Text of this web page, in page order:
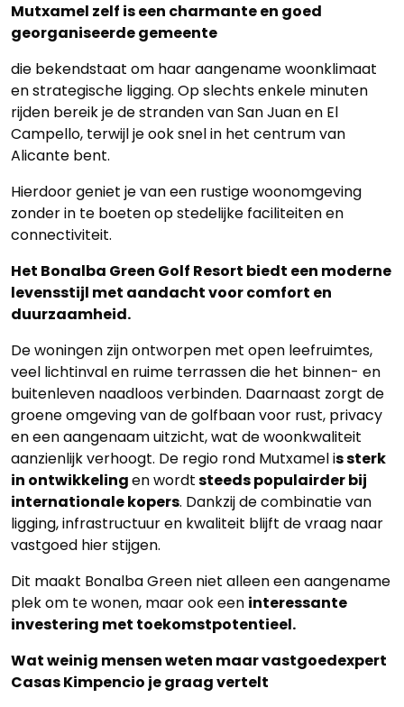
Mutxamel zelf is een charmante en goed
georganiseerde gemeente
die bekendstaat om haar aangename woonklimaat
en strategische ligging. Op slechts enkele minuten
rijden bereik je de stranden van San Juan en El
Campello, terwijl je ook snel in het centrum van
Alicante bent.
Hierdoor geniet je van een rustige woonomgeving
zonder in te boeten op stedelijke faciliteiten en
connectiviteit.
Het Bonalba Green Golf Resort biedt een moderne
levensstijl met aandacht voor comfort en
duurzaamheid.
De woningen zijn ontworpen met open leefruimtes,
veel lichtinval en ruime terrassen die het binnen- en
buitenleven naadloos verbinden. Daarnaast zorgt de
groene omgeving van de golfbaan voor rust, privacy
en een aangenaam uitzicht, wat de woonkwaliteit
aanzienlijk verhoogt. De regio rond Mutxamel is sterk
in ontwikkelingen wordtsteeds populairder bij
internationale kopers. Dankzij de combinatie van
ligging, infrastructuur en kwaliteit blijft de vraag naar
vastgoed hier stijgen.
Dit maakt Bonalba Green niet alleen een aangename
plek om te wonen, maar ook een interessante
investering met toekomstpotentieel.
Wat weinig mensen weten maar vastgoedexpert
Casas Kimpencio je graag vertelt